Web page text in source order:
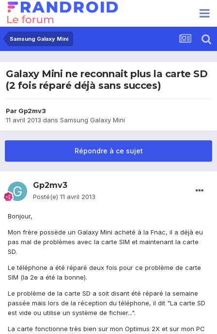
Samsung Galaxy Mini
Galaxy Mini ne reconnait plus la carte SD
(2 fois réparé déjà sans succes)
Par Gp2mv3
11 avril 2013 dans Samsung Galaxy Mini
Répondre à ce sujet
Gp2mv3
Posté(e) 11 avril 2013
Bonjour,
Mon frère possède un Galaxy Mini acheté à la Fnac, il a déjà eu
pas mal de problèmes avec la carte SIM et maintenant la carte
SD.
Le téléphone a été réparé deux fois pour ce problème de carte
SIM (la 2e a été la bonne).
Le problème de la carte SD a soit disant été réparé la semaine
passée mais lors de la réception du téléphone, il dit "La carte SD
est vide ou utilise un système de fichier...".
La carte fonctionne très bien sur mon Optimus 2X et sur mon PC